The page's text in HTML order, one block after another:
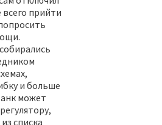
прийти
и больше
может
списка